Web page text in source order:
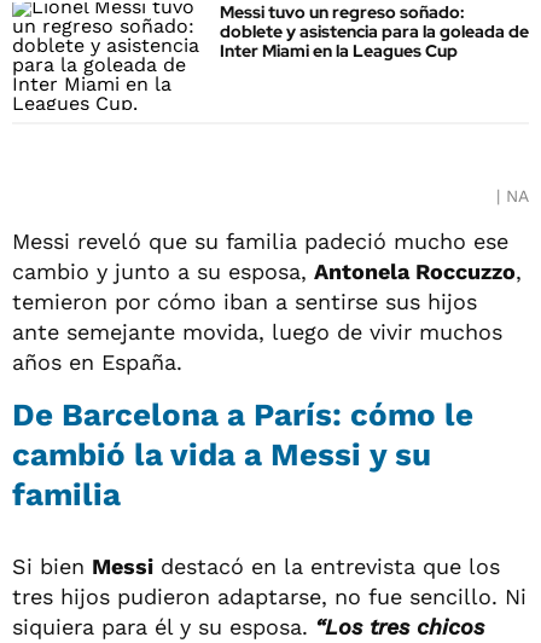
Messi tuvo un regreso soñado:
doblete y asistencia para la goleada de
Inter Miami en la Leagues Cup
NA
Messi reveló que su familia padeció mucho ese
cambio y junto a su esposa, Antonela Roccuzzo,
temieron por cómo iban a sentirse sus hijos
ante semejante movida, luego de vivir muchos
años en España.
De Barcelona a París: cómo le
cambió la vida a Messi y su
familia
Si bien Messi destacó en la entrevista que los
tres hijos pudieron adaptarse, no fue sencillo. Ni
siquiera para él y su esposa. “Los tres chicos